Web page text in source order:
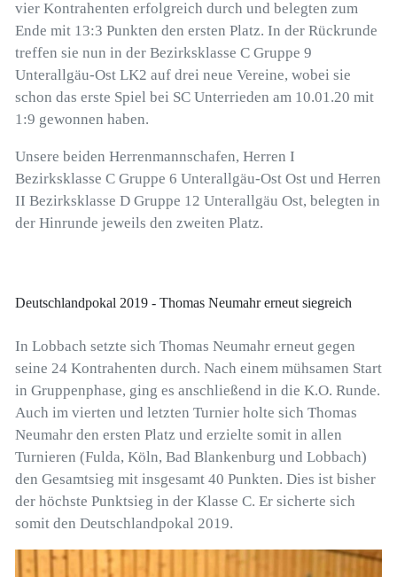
vier Kontrahenten erfolgreich durch und belegten zum
Ende mit 13:3 Punkten den ersten Platz. In der Rückrunde
treffen sie nun in der Bezirksklasse C Gruppe 9
Unterallgäu-Ost LK2 auf drei neue Vereine, wobei sie
schon das erste Spiel bei SC Unterrieden am 10.01.20 mit
1:9 gewonnen haben.
Unsere beiden Herrenmannschafen, Herren I
Bezirksklasse C Gruppe 6 Unterallgäu-Ost Ost und Herren
II Bezirksklasse D Gruppe 12 Unterallgäu Ost, belegten in
der Hinrunde jeweils den zweiten Platz.
Deutschlandpokal 2019 - Thomas Neumahr erneut siegreich
In Lobbach setzte sich Thomas Neumahr erneut gegen
seine 24 Kontrahenten durch. Nach einem mühsamen Start
in Gruppenphase, ging es anschließend in die K.O. Runde.
Auch im vierten und letzten Turnier holte sich Thomas
Neumahr den ersten Platz und erzielte somit in allen
Turnieren (Fulda, Köln, Bad Blankenburg und Lobbach)
den Gesamtsieg mit insgesamt 40 Punkten. Dies ist bisher
der höchste Punktsieg in der Klasse C. Er sicherte sich
somit den Deutschlandpokal 2019.